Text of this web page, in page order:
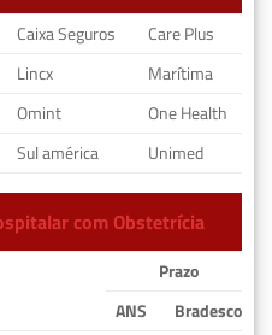
Caixa Seguros
Care Plus
Lincx
Marítima
Omint
One Health
Sul américa Unimed
com Obstetrícia
Prazo
ANS
Bradesco